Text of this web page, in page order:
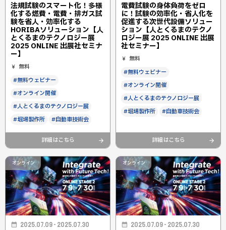
法規試験のスマート化！多様
化する燃費・電費・排ガス試
験を省人・効率化する
HORIBAソリューション【人
とくるまのテクノロジー展
2025 ONLINE 出展社セミナ
ー】
無料
#無料ウェビナー
#オンライン開催
#人とくるまのテクノロジー展
#堀場製作所
#自動車技術会
詳細はこちら
電費試験の身体負荷をゼロ
に！試験の効率化・省人化を
促進する次世代設備ソリュー
ション【人とくるまのテクノ
ロジー展 2025 ONLINE 出展
社セミナー】
無料
#無料ウェビナー
#オンライン開催
#人とくるまのテクノロジー展
#堀場製作所
#自動車技術会
詳細はこちら
オンライン
2025.07.09 - 2025.07.30
オンライン
2025.07.09 - 2025.07.30